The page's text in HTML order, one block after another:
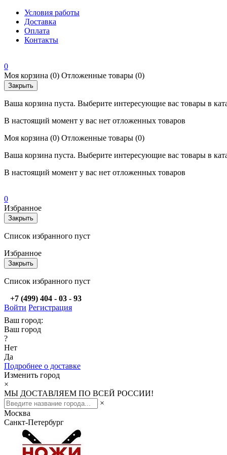
Условия работы
Доставка
Оплата
Контакты
0
Моя корзина (0) Отложенные товары (0)
Закрыть
Ваша корзина пуста. Выберите интересующие вас товары в
В настоящий момент у вас нет отложенных товаров
Моя корзина (0) Отложенные товары (0)
Ваша корзина пуста. Выберите интересующие вас товары в
В настоящий момент у вас нет отложенных товаров
0
Избранное
Закрыть
Список избранного пуст
Избранное
Закрыть
Список избранного пуст
+7 (499) 404 - 03 - 93
Войти Регистрация
Ваш город:
Ваш город
?
Нет
Да
Подробнее о доставке
Изменить город
×
МЫ ДОСТАВЛЯЕМ ПО ВСЕЙ РОССИИ!
×
Москва
Санкт-Петербург